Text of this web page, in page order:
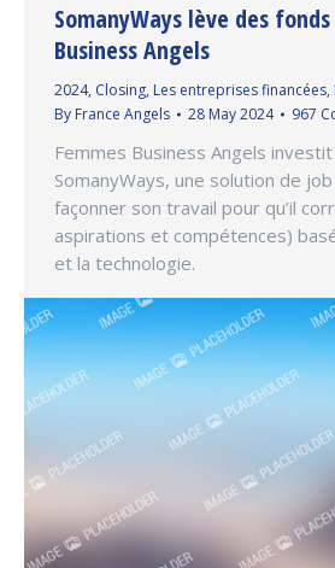
SomanyWays lève des
Business Angels
2024, Closing, Les entreprises financées,
By France Angels 28 May 2024 967
Femmes Business Angels
SomanyWays, une solution de
façonner son travail pour qu’il
aspirations et compétences)
et la technologie.